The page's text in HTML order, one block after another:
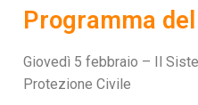
Programma
Giovedì 5 febbraio – Il
Protezione Civile